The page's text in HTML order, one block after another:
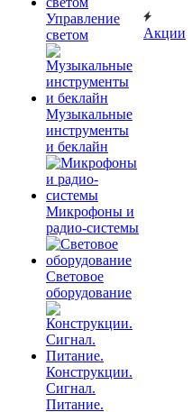
Управление
светом
Музыкальные
инструменты
и беклайн
Микрофоны и
радио-системы
Световое
оборудование
Конструкции.
Сигнал.
Питание.
Акции